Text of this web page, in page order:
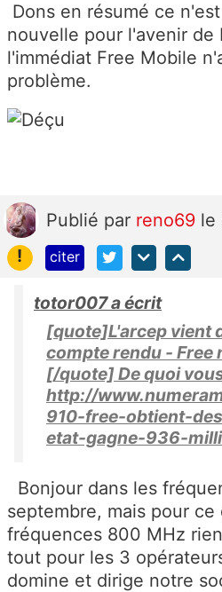
Dons en résumé ce
nouvelle pour l'avenir de
l'immédiat Free Mobile
problème.
Publié par reno69 le
!
citer
totor007 a écrit
[quote]L'arcep vient
compte rendu - Free
[/quote] De quoi
http://
910-free-obtient-
etat-gagne-936-
Bonjour dans les
septembre, mais pour ce
fréquences 800 MHz
tout pour les 3
domine et dirige notre